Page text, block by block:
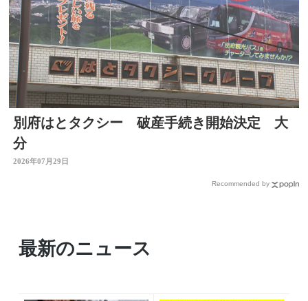
別府はとタクシー 破産手続き開始決定 大
分
2026年07月29日
Recommended by
最新のニュース